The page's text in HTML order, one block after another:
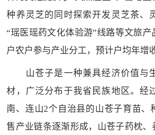
种养灵芝的同时探索开发灵芝茶、
“瑶医瑶药文化体验游”线路等文旅产
户农户参与产业分工，预计户均年增
山苍子是一种兼具经济价值与
材，广泛分布于我省民族地区。经
南、连山2个自治县的山苍子育苗、
售产业链条逐渐形成，山苍子药枕、